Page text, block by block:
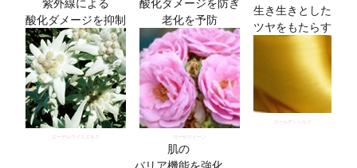
送料は、540円(
4,320円(税込)以上のご